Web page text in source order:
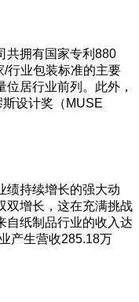
共拥有国家专利880
行业包装标准的主要
居行业前列。此外，
设计奖（MUSE
绩持续增长的强大动
双增长，这在充满挑战
自纸制品行业的收入达
产生营收285.18万